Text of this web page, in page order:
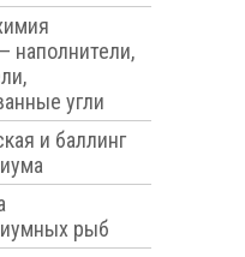
наполнители,
угли
и баллинг
рыб